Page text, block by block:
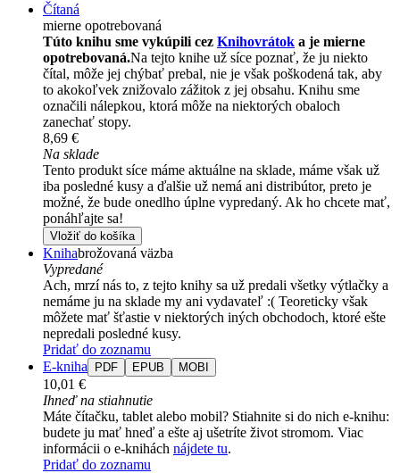
Čítaná
mierne opotrebovaná
Túto knihu sme vykúpili cez Knihovrátok a je mierne
opotrebovaná.Na tejto knihe už síce poznať, že ju niekto
čítal, môže jej chýbať prebal, nie je však poškodená tak, aby
to akokoľvek znižovalo zážitok z jej obsahu. Knihu sme
označili nálepkou, ktorá môže na niektorých obaloch
zanechať stopy.
8,69 €
Na sklade
Tento produkt síce máme aktuálne na sklade, máme však už
iba posledné kusy a ďalšie už nemá ani distribútor, preto je
možné, že bude onedlho úplne vypredaný. Ak ho chcete mať,
ponáhľajte sa!
Vložiť do košíka
Knihabrožovaná väzba
Vypredané
Ach, mrzí nás to, z tejto knihy sa už predali všetky výtlačky a
nemáme ju na sklade my ani vydavateľ :( Teoreticky však
môžete mať šťastie v niektorých iných obchodoch, ktoré ešte
nepredali posledné kusy.
Pridať do zoznamu
E-kniha
PDF EPUB MOBI
10,01 €
Ihneď na stiahnutie
Máte čítačku, tablet alebo mobil? Stiahnite si do nich e-knihu:
budete ju mať hneď a ešte aj ušetríte život stromom. Viac
informácii o e-knihách nájdete tu.
Pridať do zoznamu